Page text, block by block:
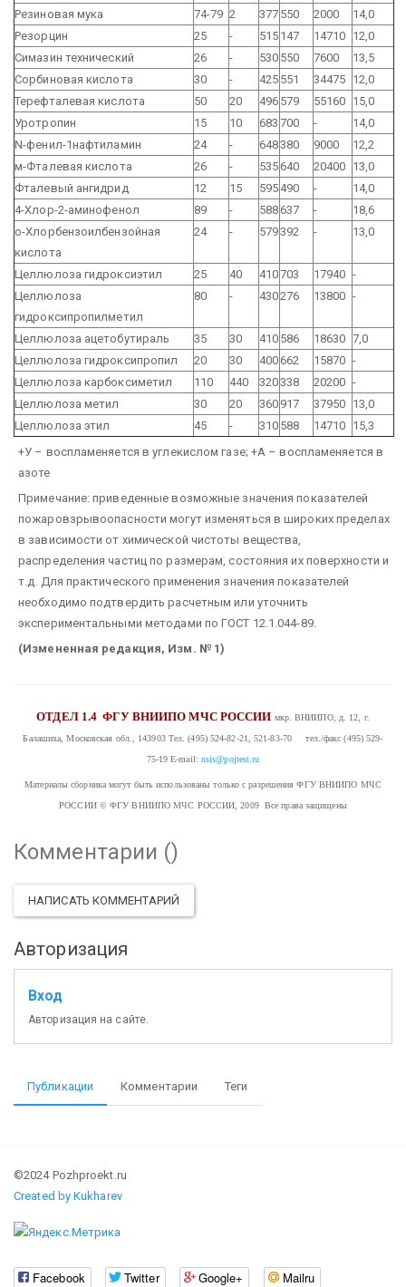
Резиновая мука
74-79 2 377 550 2000
14,0
Резорцин
25 - 515 147 14710 12,0
Симазин технический
26 - 530 550 7600
13,5
Сорбиновая кислота
30 - 425 551 34475 12,0
Терефталевая кислота
50 20 496 579 55160 15,0
Уротропин
15 10 683 700 -
14,0
N-фенил-1нафтиламин
24 - 648380 9000
12,2
м-Фталевая кислота
26 - 535640 20400 13,0
Фталевый ангидрид
12 15 595 490 -
14,0
4-Хлор-2-аминофенол
89 - 588637 -
18,6
о-Хлорбензоилбензойная
кислота
24 - 579392 - 13,0
Целлюлоза гидроксиэтил 25 40 410703 17940 -
Целлюлоза
гидроксипропилметил
80 - 430276 13800 -
Целлюлоза ацетобутираль 35 30 410 586 18630 7,0
Целлюлоза гидроксипропил
20 30 400662 15870 -
Целлюлоза карбоксиметил
110 440 320338 20200 -
Целлюлоза метил
30 20 360 917 37950 13,0
Целлюлоза этил
45 - 310 588 14710 15,3
+У – воспламеняется в углекислом газе; +А – воспламеняется в
азоте
Примечание: приведенные возможные значения показателей
пожаровзрывоопасности могут изменяться в широких пределах
в зависимости от химической чистоты вещества,
распределения частиц по размерам, состояния их поверхности и
т.д. Для практического применения значения показателей
необходимо подтвердить расчетным или уточнить
экспериментальными методами по ГОСТ 12.1.044-89.
(Измененная редакция, Изм. № 1)
ОТДЕЛ 1.4ФГУ ВНИИПО МЧС РОССИИ мкр. ВНИИПО, д. 12, г.
Балашиха, Московская обл., 143903Тел. (495) 524-82-21, 521-83-70 тел./факс (495) 529-
75-19 E-mail: nsis@pojtest.ru
Материалы сборника могут быть использованы только с разрешения ФГУ ВНИИПО МЧС
РОССИИ© ФГУ ВНИИПО МЧС РОССИИ, 2009 Все права защищены
Комментарии ()
НАПИСАТЬ КОММЕНТАРИЙ
Авторизация
Вход
Авторизация на сайте.
Публикации Комментарии Теги
©2024 Pozhproekt.ru
Created by Kukharev
Facebook Twitter Google+
Mailru